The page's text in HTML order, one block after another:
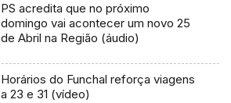
PS acredita que no próximo
domingo vai acontecer um novo 25
de Abril na Região (áudio)
Horários do Funchal reforça viagens
a 23 e 31 (vídeo)